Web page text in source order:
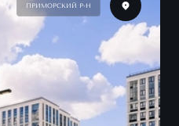
ПРИМОРСКИЙ Р-Н